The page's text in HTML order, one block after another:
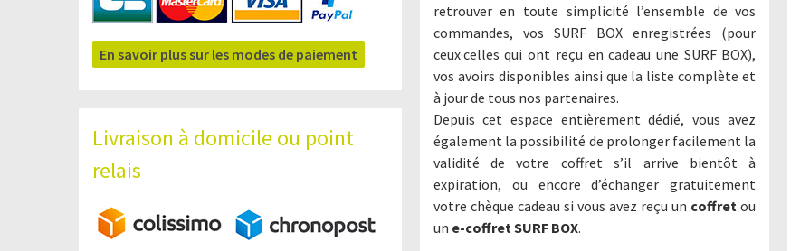
En savoir plus sur les modes de paiement
Livraison à domicile ou point
relais
retrouver en toute simplicité l’ensemble de vos
commandes, vos SURF BOX enregistrées (pour
ceux·celles qui ont reçu en cadeau une SURF BOX),
vos avoirs disponibles ainsi que la liste complète et
à jour de tous nos partenaires.
Depuis cet espace entièrement dédié, vous avez
également la possibilité de prolonger facilement la
validité de votre coffret s’il arrive bientôt à
expiration, ou encore d’échanger gratuitement
votre chèque cadeau si vous avez reçu un coffret ou
un e-coffret SURF BOX.